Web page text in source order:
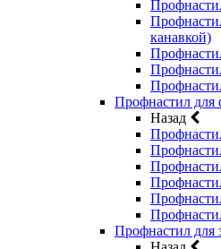
канавкой)
Профнастил для
Назад
Профнастил для